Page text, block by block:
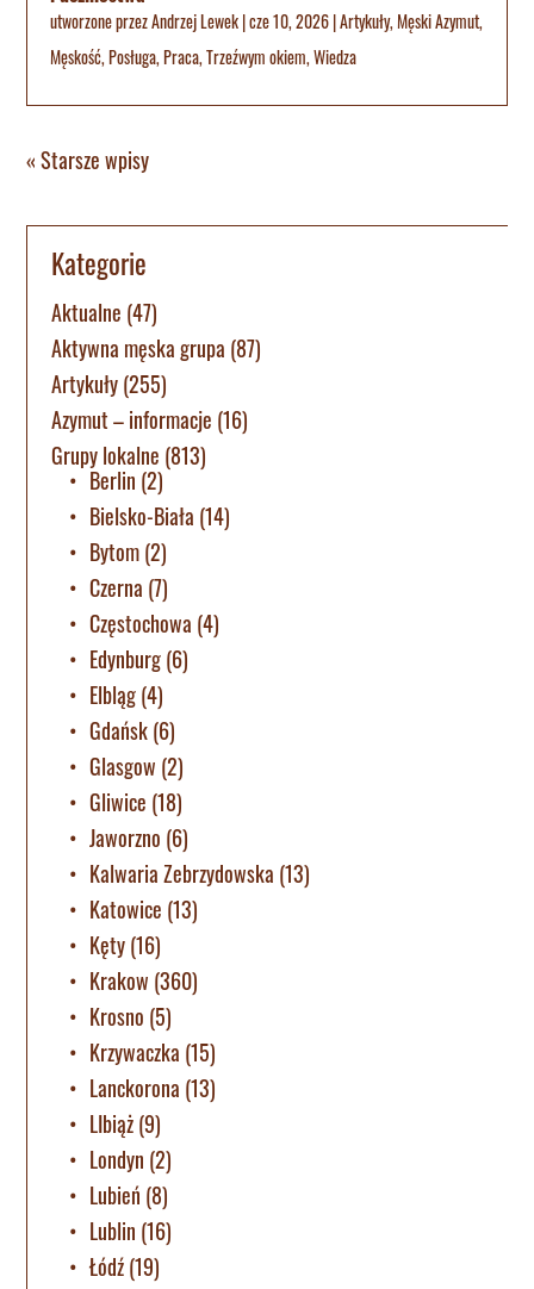
utworzone przezAndrzej Lewek|cze 10, 2026|Artykuły,Męski Azymut,
Męskość,Posługa,Praca,Trzeźwym okiem,Wiedza
« Starsze wpisy
Kategorie
Aktualne (47)
Aktywna męska grupa (87)
Artykuły(255)
Azymut – informacje (16)
Grupy lokalne (813)
Berlin (2)
Bielsko-Biała (14)
Bytom(2)
Czerna (7)
Częstochowa (4)
Edynburg(6)
Elbląg(4)
Gdańsk(6)
Glasgow (2)
Gliwice (18)
Jaworzno (6)
Kalwaria Zebrzydowska (13)
Katowice (13)
Kęty(16)
Krakow (360)
Krosno (5)
Krzywaczka (15)
Lanckorona (13)
LIbiąż(9)
Londyn (2)
Lubień (8)
Lublin (16)
Łódź(19)